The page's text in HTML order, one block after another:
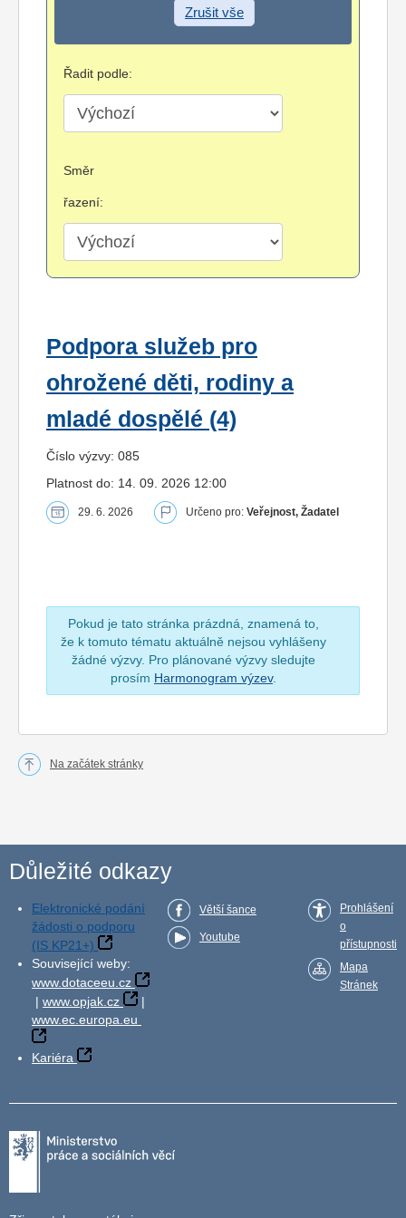
Zrušit vše
Řadit podle:
Směr
řazení:
Podpora služeb pro
ohrožené děti, rodiny a
mladé dospělé (4)
Číslo výzvy: 085
Platnost do: 14. 09. 2026 12:00
29. 6. 2026 Určeno pro: Veřejnost, Žadatel
Pokud je tato stránka prázdná, znamená to,
že k tomuto tématu aktuálně nejsou vyhlášeny
žádné výzvy. Pro plánované výzvy sledujte
prosím Harmonogram výzev.
Na začátek stránky
Důležité odkazy
Elektronické podání
žádosti o podporu
(IS KP21+)
Související weby:
www.dotaceeu.cz
| www.opjak.cz
|
www.ec.europa.eu
Kariéra
Větší šance
Youtube
Prohlášení
o
přístupnosti
Mapa
Stránek